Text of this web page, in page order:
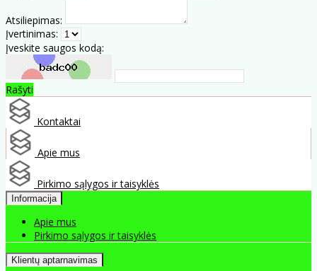
Atsiliepimas:
Įvertinimas:
Įveskite saugos kodą:
Rašyti
Kontaktai
Apie mus
Pirkimo sąlygos ir taisyklės
Informacija
Apie mus
Pirkimo sąlygos ir taisyklės
Klientų aptarnavimas